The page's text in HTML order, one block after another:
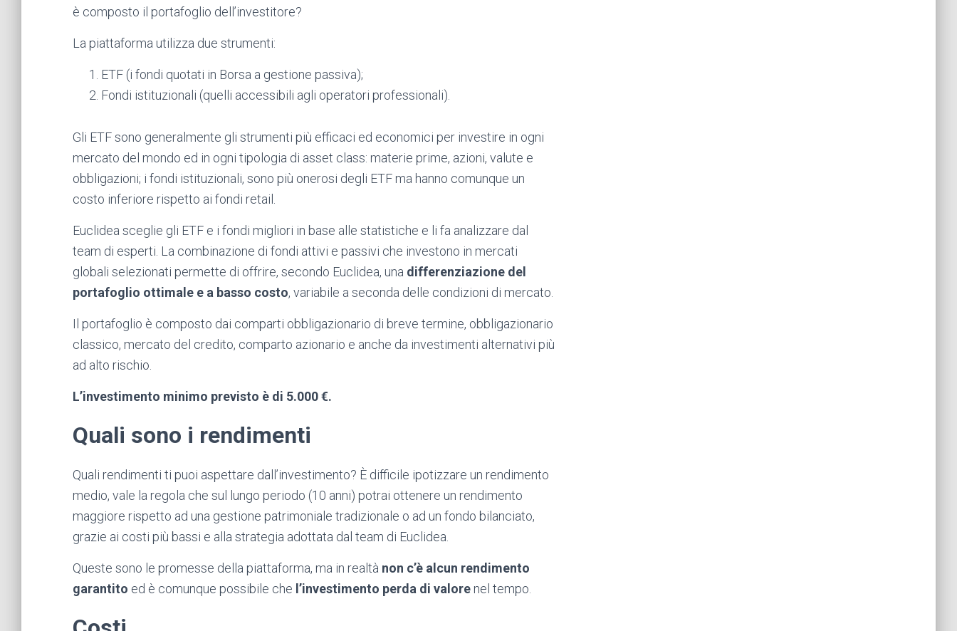
è composto il portafoglio dell’investitore?
La piattaforma utilizza due strumenti:
ETF (i fondi quotati in Borsa a gestione passiva);
Fondi istituzionali (quelli accessibili agli operatori professionali).
Gli ETF sono generalmente gli strumenti più efficaci ed economici per investire in ogni
mercato del mondo ed in ogni tipologia di asset class: materie prime, azioni, valute e
obbligazioni; i fondi istituzionali, sono più onerosi degli ETF ma hanno comunque un
costo inferiore rispetto ai fondi retail.
Euclidea sceglie gli ETF e i fondi migliori in base alle statistiche e li fa analizzare dal
team di esperti. La combinazione di fondi attivi e passivi che investono in mercati
globali selezionati permette di offrire, secondo Euclidea, una differenziazione del
portafoglio ottimale e a basso costo, variabile a seconda delle condizioni di mercato.
Il portafoglio è composto dai comparti obbligazionario di breve termine, obbligazionario
classico, mercato del credito, comparto azionario e anche da investimenti alternativi più
ad alto rischio.
L’investimento minimo previsto è di 5.000 €.
Quali sono i rendimenti
Quali rendimenti ti puoi aspettare dall’investimento? È difficile ipotizzare un rendimento
medio, vale la regola che sul lungo periodo (10 anni) potrai ottenere un rendimento
maggiore rispetto ad una gestione patrimoniale tradizionale o ad un fondo bilanciato,
grazie ai costi più bassi e alla strategia adottata dal team di Euclidea.
Queste sono le promesse della piattaforma, ma in realtà non c’è alcun rendimento
garantito ed è comunque possibile che l’investimento perda di valore nel tempo.